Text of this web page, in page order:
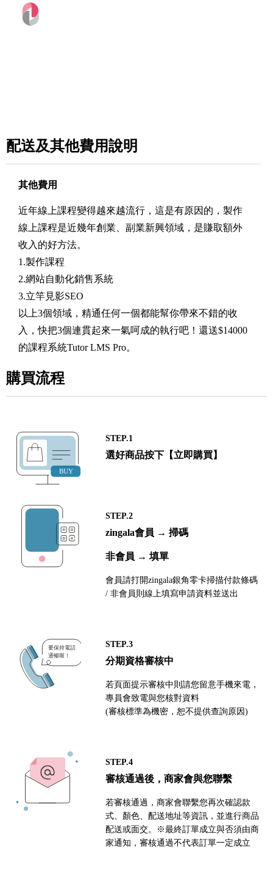
配送及其他費用說明
其他費用
近年線上課程變得越來越流行，這是有原因的，製作
線上課程是近幾年創業、副業新興領域，是賺取額外
收入的好方法。
1.製作課程
2.網站自動化銷售系統
3.立竿見影SEO
以上3個領域，精通任何一個都能幫你帶來不錯的收
入，快把3個連貫起來一氣呵成的執行吧！還送$14000
的課程系統Tutor LMS Pro。
購買流程
STEP.1
選好商品按下【立即購買】
STEP.2
zingala會員 → 掃碼
非會員 → 填單
會員請打開zingala銀角零卡掃描付款條碼
/ 非會員則線上填寫申請資料並送出
STEP.3
分期資格審核中
若頁面提示審核中則請您留意手機來電，
專員會致電與您核對資料
(審核標準為機密，恕不提供查詢原因)
STEP.4
審核通過後，商家會與您聯繫
若審核通過，商家會聯繫您再次確認款
式、顏色、配送地址等資訊，並進行商品
配送或面交。※最終訂單成立與否須由商
家通知，審核通過不代表訂單一定成立